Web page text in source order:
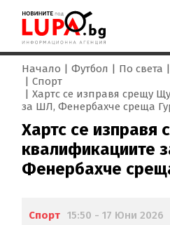
Начало Футбол По света
Спорт
Хартс се изправя срещу
за ШЛ, Фенербахче среща
Хартс се
квалификациите
Фенербахче
Спорт 15:50 - 17 Юни 2026